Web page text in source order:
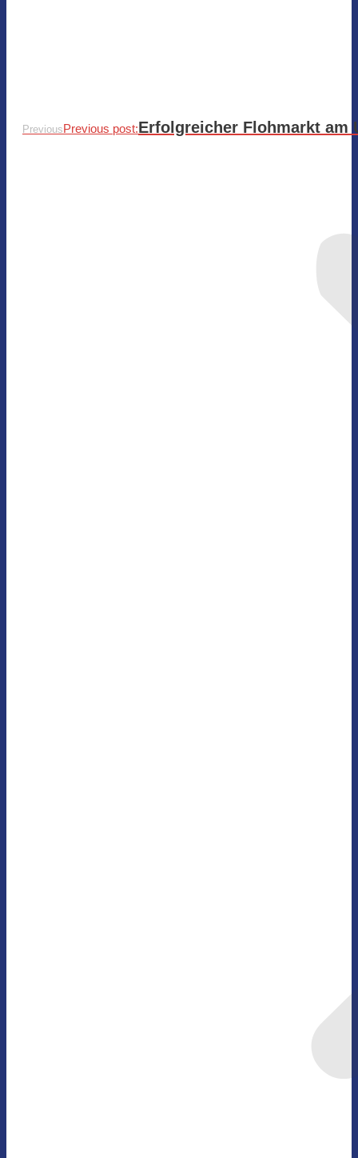
PreviousPrevious post:Erfolgreicher Flohmarkt am